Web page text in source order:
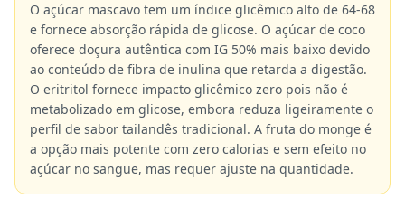
O açúcar mascavo tem um índice glicêmico alto de 64-68
e fornece absorção rápida de glicose. O açúcar de coco
oferece doçura autêntica com IG 50% mais baixo devido
ao conteúdo de fibra de inulina que retarda a digestão.
O eritritol fornece impacto glicêmico zero pois não é
metabolizado em glicose, embora reduza ligeiramente o
perfil de sabor tailandês tradicional. A fruta do monge é
a opção mais potente com zero calorias e sem efeito no
açúcar no sangue, mas requer ajuste na quantidade.